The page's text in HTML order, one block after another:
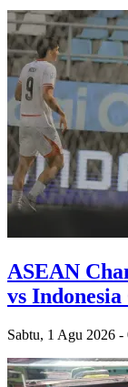
ASEAN
vs Indonesia
Sabtu, 1 Agu 2026